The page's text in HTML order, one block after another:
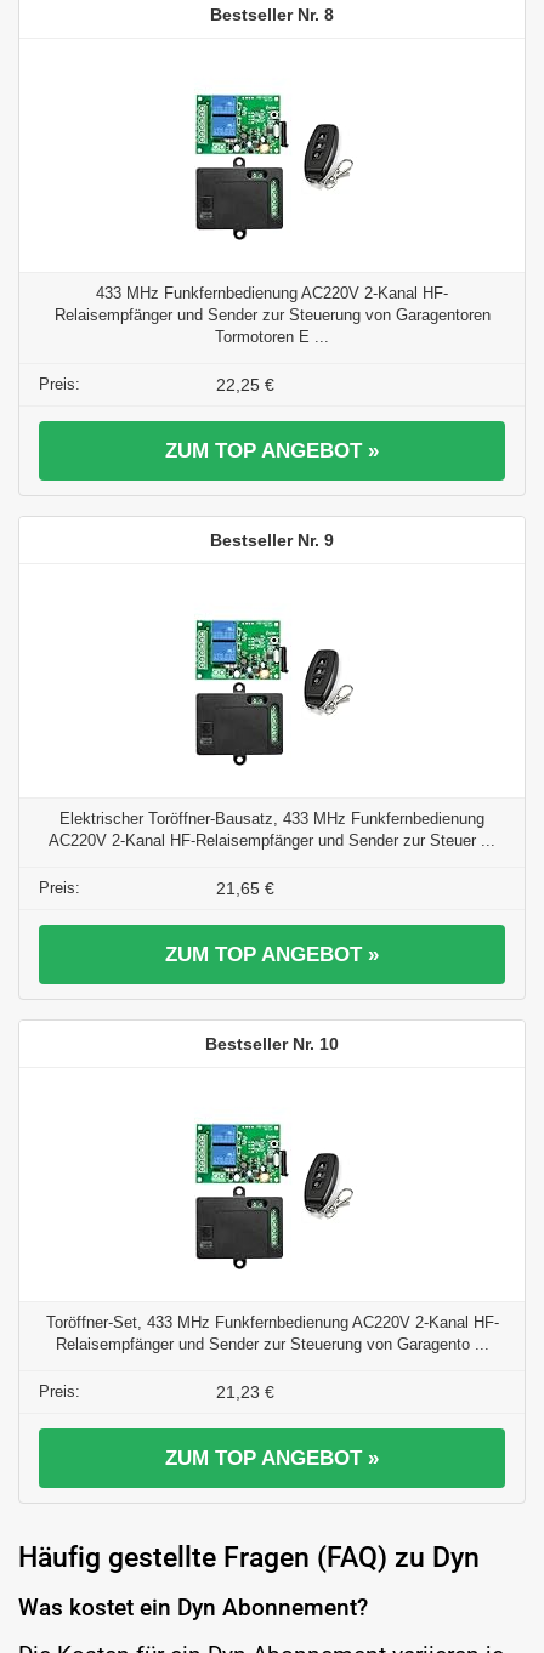
8
433 MHz Funkfernbedienung AC220V 2-Kanal HF-
Relaisempfänger und Sender zur Steuerung von Garagentoren
Tormotoren E ...
22,25 €
ZUM TOP ANGEBOT »
9
Elektrischer Toröffner-Bausatz, 433 MHz Funkfernbedienung
AC220V 2-Kanal HF-Relaisempfänger und Sender zur Steuer ...
21,65 €
ZUM TOP ANGEBOT »
10
Toröffner-Set, 433 MHz Funkfernbedienung AC220V 2-Kanal HF-
Relaisempfänger und Sender zur Steuerung von Garagento ...
21,23 €
ZUM TOP ANGEBOT »
Häufig gestellte Fragen (FAQ) zu Dyn
Was kostet ein Dyn Abonnement?